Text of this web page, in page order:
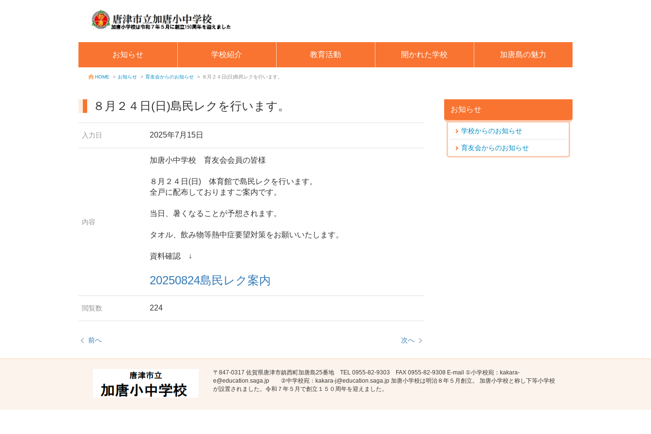
お知らせ 学校紹介 教育活動 開かれた学校 加唐島の魅力
HOME > お知らせ > 育友会からのお知らせ > ８月２４日(日)島民レクを行います。
８月２４日(日)島民レクを行います。
入力日 2025年7月15日
内容
加唐小中学校 育友会会員の皆様
８月２４日(日) 体育館で島民レクを行います。
全戸に配布しておりますご案内です。
当日、暑くなることが予想されます。
タオル、飲み物等熱中症要望対策をお願いいたします。
資料確認 ↓
20250824島民レク案内
閲覧数 224
前へ 次へ
お知らせ
学校からのお知らせ
育友会からのお知らせ
〒847-0317 佐賀県唐津市鎮西町加唐島25番地 TEL 0955-82-9303 FAX 0955-82-9308 E-mail ①小学校宛：kakara-
e@education.saga.jp ②中学校宛：kakara-j@education.saga.jp 加唐小学校は明治８年５月創立。 加唐小学校と称し下等小学校
が設置されました。令和７年５月で創立１５０周年を迎えました。